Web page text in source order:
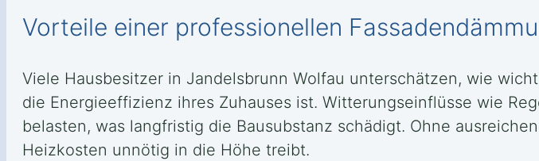
Vorteile einer professionellen
Viele Hausbesitzer in Jandelsbrunn Wolfau unterschätzen, wie
die Energieeffizienz ihres Zuhauses ist. Witterungseinflüsse wie
belasten, was langfristig die Bausubstanz schädigt. Ohne
Heizkosten unnötig in die Höhe treibt.